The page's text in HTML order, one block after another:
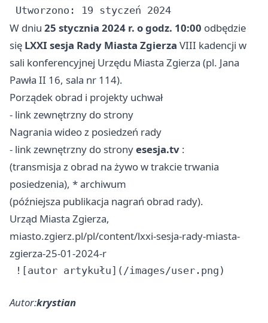
W dniu 25 stycznia 2024 r. o godz. 10:00 odbędzie
się LXXI sesja Rady Miasta Zgierza VIII kadencji w
sali konferencyjnej Urzędu Miasta Zgierza (pl. Jana
Pawła II 16, sala nr 114).
Porządek obrad i projekty uchwał
- link zewnętrzny do strony
Nagrania wideo z posiedzeń rady
- link zewnętrzny do stronyesesja.tv :
(transmisja z obrad na żywo w trakcie trwania
posiedzenia), * archiwum
(późniejsza publikacja nagrań obrad rady).
Urząd Miasta Zgierza,
miasto.zgierz.pl/pl/content/lxxi-sesja-rady-miasta-
zgierza-25-01-2024-r
Autor:krystian